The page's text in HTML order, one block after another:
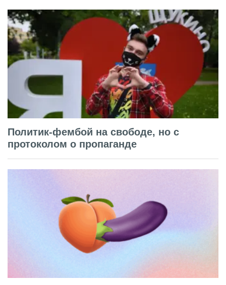
Политик-фембой на свободе, но с
протоколом о пропаганде